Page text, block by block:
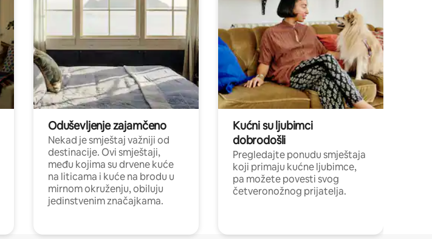
Oduševljenje zajamčeno
Nekad je smještaj važniji od
destinacije. Ovi smještaji,
među kojima su drvene kuće
na liticama i kuće na brodu u
mirnom okruženju, obiluju
jedinstvenim značajkama.
Kućni su ljubimci
dobrodošli
Pregledajte ponudu smještaja
koji primaju kućne ljubimce,
pa možete povesti svog
četveronožnog prijatelja.